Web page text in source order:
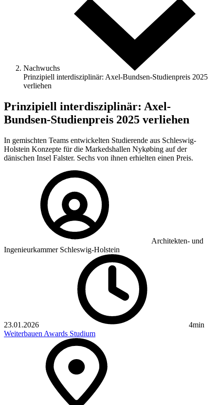
Nachwuchs
Prinzipiell interdisziplinär: Axel-Bundsen-Studienpreis 2025
verliehen
Prinzipiell interdisziplinär: Axel-
Bundsen-Studienpreis 2025 verliehen
In gemischten Teams entwickelten Studierende aus Schleswig-
Holstein Konzepte für die Markedshallen Nykøbing auf der
dänischen Insel Falster. Sechs von ihnen erhielten einen Preis.
Architekten- und
Ingenieurkammer Schleswig-Holstein
23.01.2026
4min
Weiterbauen Awards Studium